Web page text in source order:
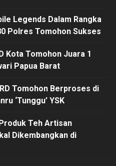
Legends Dalam Rangka
Polres Tomohon Sukses
Kota Tomohon Juara 1
Papua Barat
Tomohon Berproses di
‘Tunggu’ YSK
Teh Artisan
Dikembangkan di